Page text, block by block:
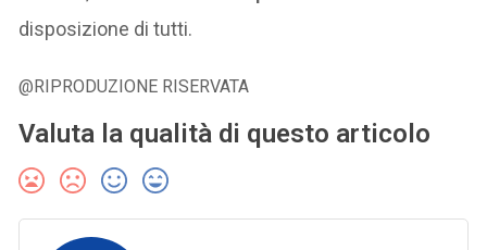
disposizione di tutti.
@RIPRODUZIONE RISERVATA
Valuta la qualità di questo articolo